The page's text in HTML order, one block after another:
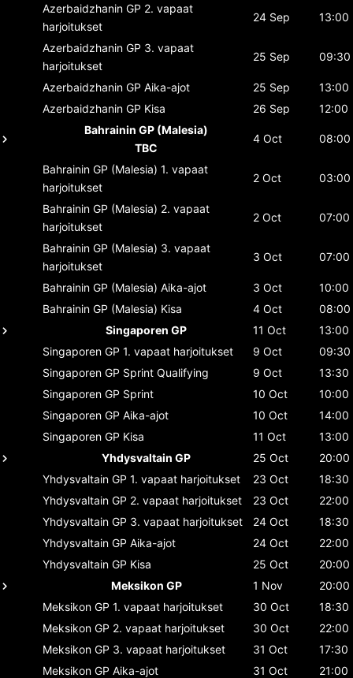
Azerbaidzhanin GP 2. vapaat
harjoitukset
24 Sep 13:00
Azerbaidzhanin GP 3. vapaat
harjoitukset
25 Sep 09:30
Azerbaidzhanin GP Aika-ajot 25 Sep
13:00
Azerbaidzhanin GP Kisa 26 Sep
12:00
Bahrainin GP (Malesia)
TBC
4 Oct 08:00
Bahrainin GP (Malesia) 1. vapaat
harjoitukset
2 Oct 03:00
Bahrainin GP (Malesia) 2. vapaat
harjoitukset
2 Oct 07:00
Bahrainin GP (Malesia) 3. vapaat
harjoitukset
3 Oct 07:00
Bahrainin GP (Malesia) Aika-ajot 3 Oct
10:00
Bahrainin GP (Malesia) Kisa 4 Oct
08:00
Singaporen GP
11 Oct
13:00
Singaporen GP 1. vapaat harjoitukset 9 Oct
09:30
Singaporen GP Sprint Qualifying 9 Oct
13:30
Singaporen GP Sprint 10 Oct
10:00
Singaporen GP Aika-ajot 10 Oct
14:00
Singaporen GP Kisa 11 Oct
13:00
Yhdysvaltain GP
25 Oct
20:00
Yhdysvaltain GP 1. vapaat harjoitukset 23 Oct
18:30
Yhdysvaltain GP 2. vapaat harjoitukset 23 Oct
22:00
Yhdysvaltain GP 3. vapaat harjoitukset 24 Oct
18:30
Yhdysvaltain GP Aika-ajot 24 Oct
22:00
Yhdysvaltain GP Kisa 25 Oct
20:00
Meksikon GP
1 Nov
20:00
Meksikon GP 1. vapaat harjoitukset 30 Oct
18:30
Meksikon GP 2. vapaat harjoitukset 30 Oct
22:00
Meksikon GP 3. vapaat harjoitukset 31 Oct
17:30
Meksikon GP Aika-ajot 31 Oct
21:00